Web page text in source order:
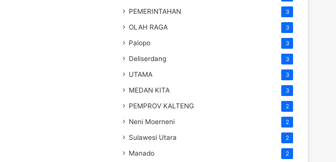
PEMERINTAHAN 3
OLAH RAGA 3
Palopo 3
Deliserdang 3
UTAMA 3
MEDAN KITA 3
PEMPROV KALTENG 2
Neni Moerneni 2
Sulawesi Utara 2
Manado 2